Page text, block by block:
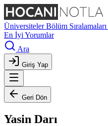
ÜniversitelerBölüm Sıralamaları
En İyi Yorumlar
Ara
Giriş Yap
Geri Dön
Yasin Darı